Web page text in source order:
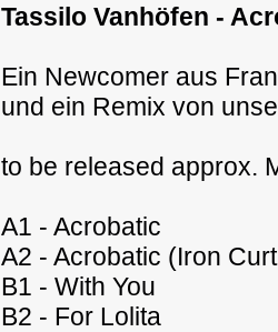
Tassilo Vanhöfen -
Ein Newcomer aus
und ein Remix von
to be released approx.
A1 - Acrobatic
A2 - Acrobatic (Iron
B1 - With You
B2 - For Lolita